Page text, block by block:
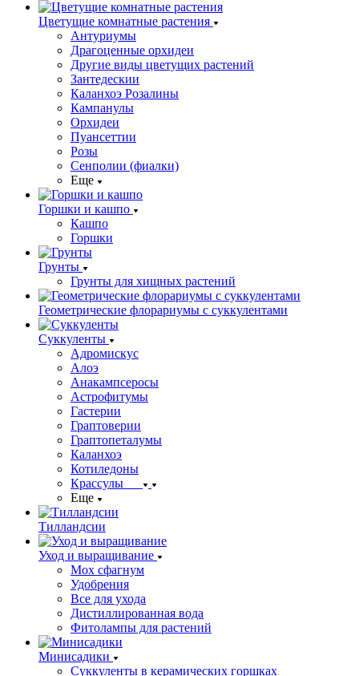
Цветущие комнатные растения
Антуриумы
Драгоценные орхидеи
Другие виды цветущих растений
Зантедескии
Каланхоэ Розалины
Кампанулы
Орхидеи
Пуансеттии
Розы
Сенполии (фиалки)
Еще
Горшки и кашпо
Кашпо
Горшки
Грунты
Грунты для хищных растений
Геометрические флорариумы с суккулентами
Суккуленты
Адромискус
Алоэ
Анакампсеросы
Астрофитумы
Гастерии
Граптоверии
Граптопеталумы
Каланхоэ
Котиледоны
Крассулы
Еще
Тилландсии
Уход и выращивание
Мох сфагнум
Удобрения
Все для ухода
Дистиллированная вода
Фитолампы для растений
Минисадики
Суккуленты в керамических горшках